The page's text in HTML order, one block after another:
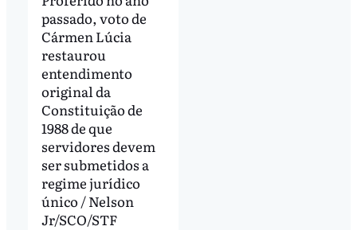
passado, voto de
Cármen Lúcia
restaurou
entendimento
original da
Constituição de
1988 de que
servidores devem
ser submetidos a
regime jurídico
único / Nelson
Jr/SCO/STF